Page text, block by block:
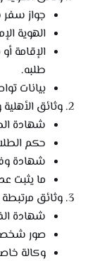
جواز
الهوية
الإقامة
طلبه.
بيانات
وثائق الأهلية
شهادة
حكم
شهادة
ما يثبت
وثائق
شهادة
صور
وكالة